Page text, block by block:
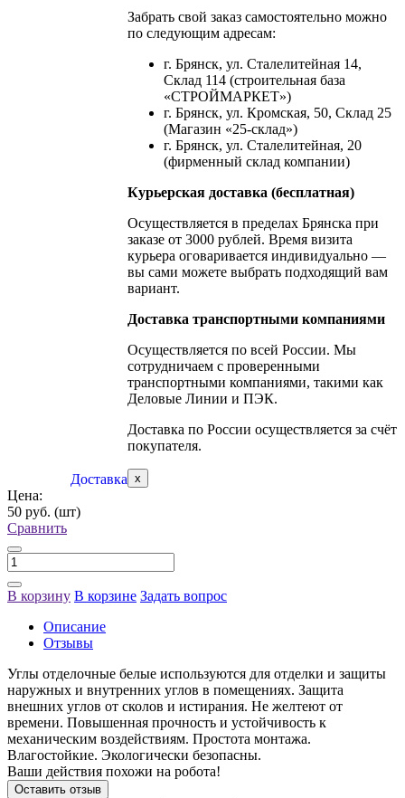
Доставка
Забрать свой заказ самостоятельно можно
по следующим адресам:
г. Брянск, ул. Сталелитейная 14,
Склад 114 (строительная база
«СТРОЙМАРКЕТ»)
г. Брянск, ул. Кромская, 50, Склад 25
(Магазин «25-склад»)
г. Брянск, ул. Сталелитейная, 20
(фирменный склад компании)
Курьерская доставка (бесплатная)
Осуществляется в пределах Брянска при
заказе от 3000 рублей. Время визита
курьера оговаривается индивидуально —
вы сами можете выбрать подходящий вам
вариант.
Доставка транспортными компаниями
Осуществляется по всей России. Мы
сотрудничаем с проверенными
транспортными компаниями, такими как
Деловые Линии и ПЭК.
Доставка по России осуществляется за счёт
покупателя.
x
Цена:
50 руб. (шт)
Сравнить
В корзину В корзине Задать вопрос
Описание
Отзывы
Углы отделочные белые используются для отделки и защиты
наружных и внутренних углов в помещениях. Защита
внешних углов от сколов и истирания. Не желтеют от
времени. Повышенная прочность и устойчивость к
механическим воздействиям. Простота монтажа.
Влагостойкие. Экологически безопасны.
Ваши действия похожи на робота!
Оставить отзыв